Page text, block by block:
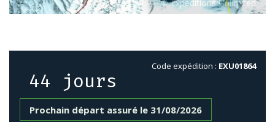
Code expédition : EXU01864
44 jours
Prochain départ assuré le 31/08/2026